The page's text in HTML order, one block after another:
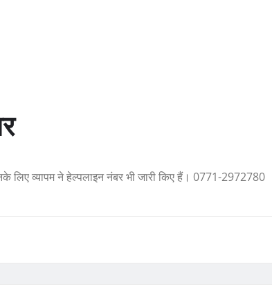
लिए व्यापम ने हेल्पलाइन नंबर भी जारी किए हैं। 0771-2972780